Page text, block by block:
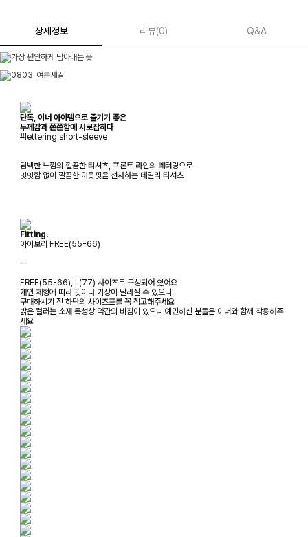
상세정보 리뷰(0) Q&A
단독, 이너 아이템으로 즐기기 좋은
두께감과 쫀쫀함에 사로잡히다
#lettering short-sleeve
담백한 느낌의 깔끔한 티셔츠, 프론트 라인의 레터링으로
밋밋함 없이 깔끔한 아웃핏을 선사하는 데일리 티셔츠
Fitting.
아이보리 FREE(55-66)
ㅡ
FREE(55-66), L(77) 사이즈로 구성되어 있어요
개인 체형에 따라 핏이나 기장이 달라질 수 있으니
구매하시기 전 하단의 사이즈표를 꼭 참고해주세요
밝은 컬러는 소재 특성상 약간의 비침이 있으니 예민하신 분들은 이너와 함께 착용해주
세요